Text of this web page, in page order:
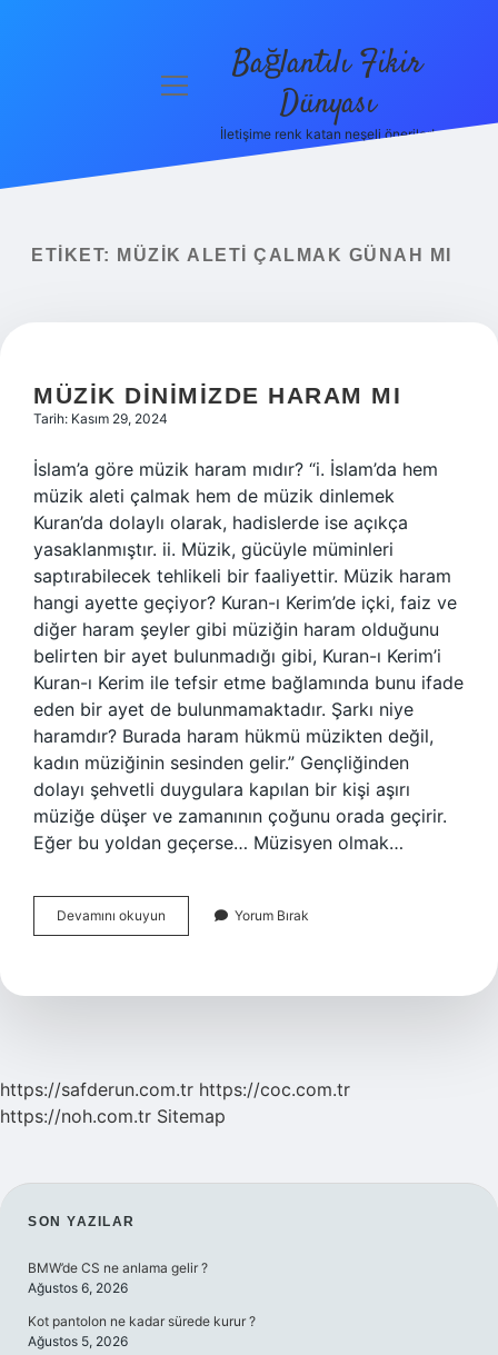
menüyü
Bağlantılı Fikir
Dünyası
İletişime renk katan neşeli öneriler!
ETIKET: MÜZIK ALETI ÇALMAK GÜNAH MI
MÜZIK DINIMIZDE HARAM MI
Tarih: Kasım 29, 2024
İslam’a göre müzik haram mıdır? “i. İslam’da hem
müzik aleti çalmak hem de müzik dinlemek
Kuran’da dolaylı olarak, hadislerde ise açıkça
yasaklanmıştır. ii. Müzik, gücüyle müminleri
saptırabilecek tehlikeli bir faaliyettir. Müzik haram
hangi ayette geçiyor? Kuran-ı Kerim’de içki, faiz ve
diğer haram şeyler gibi müziğin haram olduğunu
belirten bir ayet bulunmadığı gibi, Kuran-ı Kerim’i
Kuran-ı Kerim ile tefsir etme bağlamında bunu ifade
eden bir ayet de bulunmamaktadır. Şarkı niye
haramdır? Burada haram hükmü müzikten değil,
kadın müziğinin sesinden gelir.” Gençliğinden
dolayı şehvetli duygulara kapılan bir kişi aşırı
müziğe düşer ve zamanının çoğunu orada geçirir.
Eğer bu yoldan geçerse… Müzisyen olmak…
Devamını okuyun
Dinimizde
Yorum Bırak
https://safderun.com.tr https://coc.com.tr
https://noh.com.tr Sitemap
SIDEBAR
SON YAZILAR
BMW’de CS ne anlama gelir ?
Ağustos 6, 2026
Kot pantolon ne kadar sürede kurur ?
Ağustos 5, 2026